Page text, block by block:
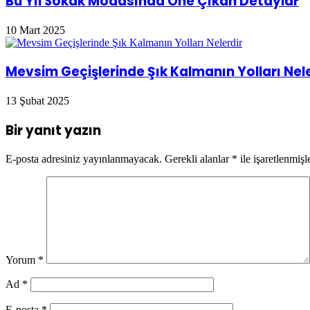
10 Mart 2025
Mevsim Geçişlerinde Şık Kalmanın Yolları
13 Şubat 2025
Bir yanıt yazın
E-posta adresiniz yayınlanmayacak. Gerekli alanlar * ile
Yorum *
Ad *